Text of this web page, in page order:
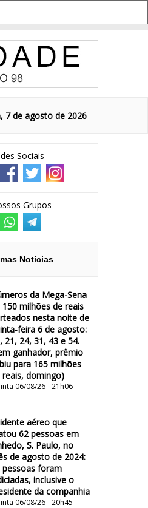
7 de agosto de 2026
Sociais
Grupos
Notícias
da Mega-Sena
150 milhões de reais
nesta noite de
feira 6 de agosto:
21, 24, 31, 43 e 54.
ganhador, prêmio
para 165 milhões
reais, domingo)
06/08/26 - 21h06
aéreo que
62 pessoas em
S. Paulo, no
de agosto de 2024:
pessoas foram
inclusive o
da companhia
06/08/26 - 20h45